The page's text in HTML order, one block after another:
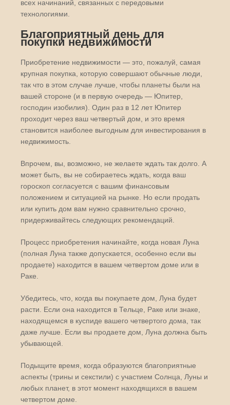
всех начинаний, связанных с передовыми
технологиями.
Благоприятный день для
покупки недвижимости
Приобретение недвижимости — это, пожалуй, самая
крупная покупка, которую совершают обычные люди,
так что в этом случае лучше, чтобы планеты были на
вашей стороне (и в первую очередь — Юпитер,
господин изобилия). Один раз в 12 лет Юпитер
проходит через ваш четвертый дом, и это время
становится наиболее выгодным для инвестирования в
недвижимость.
Впрочем, вы, возможно, не желаете ждать так долго. А
может быть, вы не собираетесь ждать, когда ваш
гороскоп согласуется с вашим финансовым
положением и ситуацией на рынке. Но если продать
или купить дом вам нужно сравнительно срочно,
придерживайтесь следующих рекомендаций.
Процесс приобретения начинайте, когда новая Луна
(полная Луна также допускается, особенно если вы
продаете) находится в вашем четвертом доме или в
Раке.
Убедитесь, что, когда вы покупаете дом, Луна будет
расти. Если она находится в Тельце, Раке или знаке,
находящемся в куспиде вашего четвертого дома, так
даже лучше. Если вы продаете дом, Луна должна быть
убывающей.
Подыщите время, когда образуются благоприятные
аспекты (трины и секстили) с участием Солнца, Луны и
любых планет, в этот момент находящихся в вашем
четвертом доме.